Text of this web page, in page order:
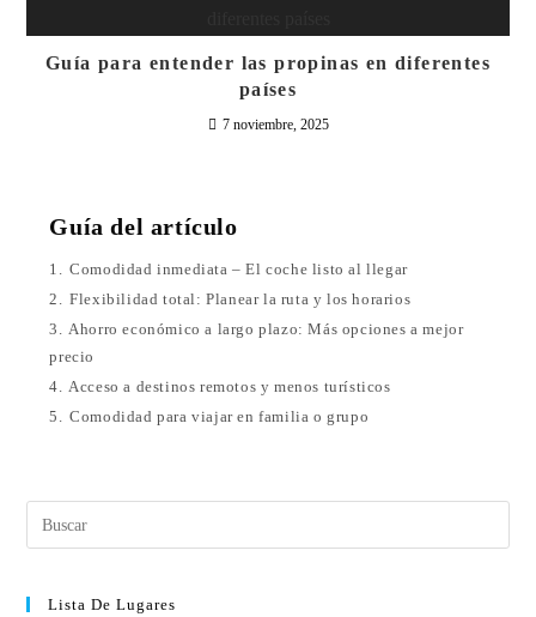
Guía para entender las propinas en diferentes
países
7 noviembre, 2025
Guía del artículo
1. Comodidad inmediata – El coche listo al llegar
2. Flexibilidad total: Planear la ruta y los horarios
3. Ahorro económico a largo plazo: Más opciones a mejor
precio
4. Acceso a destinos remotos y menos turísticos
5. Comodidad para viajar en familia o grupo
Lista De Lugares